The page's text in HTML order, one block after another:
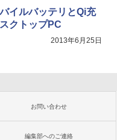
イルバッテリとQi充
クトップPC
2013年6月25日
お問い合わせ
編集部へのご連絡